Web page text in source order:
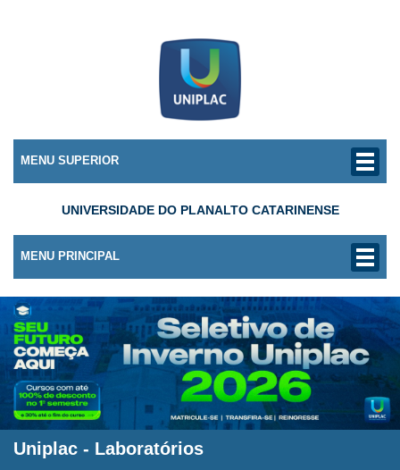
MENU SUPERIOR
UNIVERSIDADE DO PLANALTO CATARINENSE
MENU PRINCIPAL
Uniplac - Laboratórios